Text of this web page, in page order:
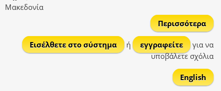
Μακεδονία
Περισσότερα
Εισέλθετε στο σύστημα
ή εγγραφείτε
για να
υποβάλετε σχόλια
English